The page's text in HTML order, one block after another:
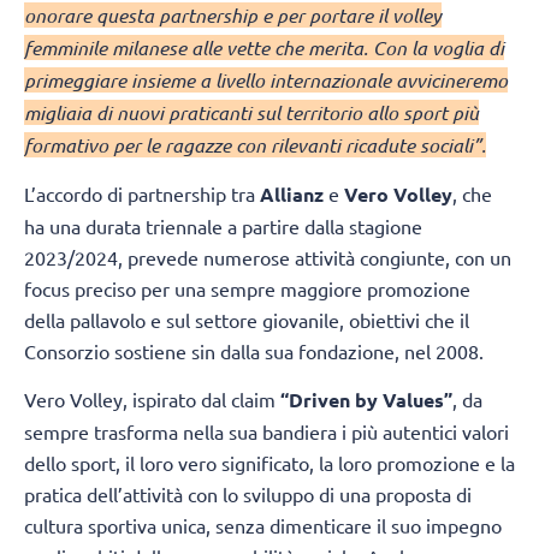
onorare questa partnership e per portare il volley
femminile milanese alle vette che merita. Con la voglia di
primeggiare insieme a livello internazionale avvicineremo
migliaia di nuovi praticanti sul territorio allo sport più
formativo per le ragazze con rilevanti ricadute sociali”.
L’accordo di partnership tra Allianz e Vero Volley , che
ha una durata triennale a partire dalla stagione
2023/2024, prevede numerose attività congiunte, con un
focus preciso per una sempre maggiore promozione
della pallavolo e sul settore giovanile, obiettivi che il
Consorzio sostiene sin dalla sua fondazione, nel 2008.
Vero Volley, ispirato dal claim “Driven by Values”, da
sempre trasforma nella sua bandiera i più autentici valori
dello sport, il loro vero significato, la loro promozione e la
pratica dell’attività con lo sviluppo di una proposta di
cultura sportiva unica, senza dimenticare il suo impegno